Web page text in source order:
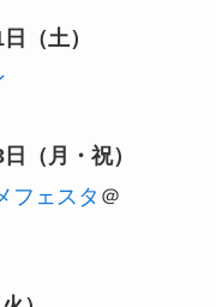
（土）
（月・祝）
フェスタ ＠